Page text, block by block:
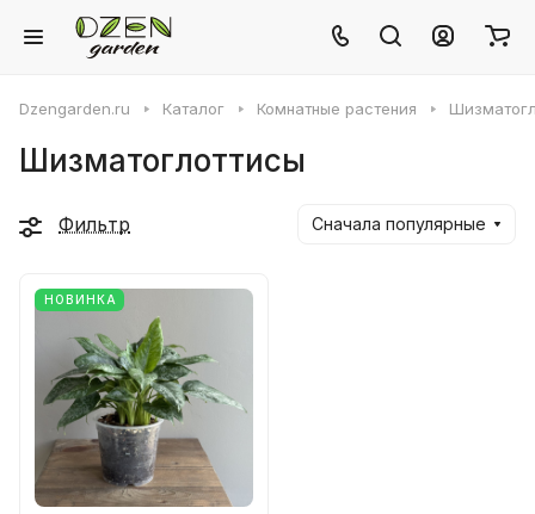
Dzengarden.ru Каталог Комнатные растения
Шизматоглоттисы
Фильтр Сначала популярные
НОВИНКА